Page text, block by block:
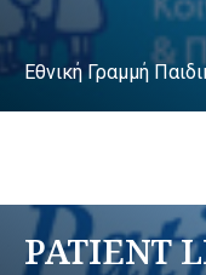
Εθνική Γραμμή
PATIENT